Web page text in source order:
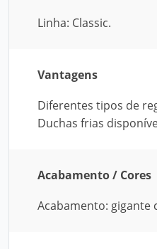
Linha: Classic.
Vantagens
Diferentes tipos de
Duchas frias
Acabamento / Cores
Acabamento: gigante